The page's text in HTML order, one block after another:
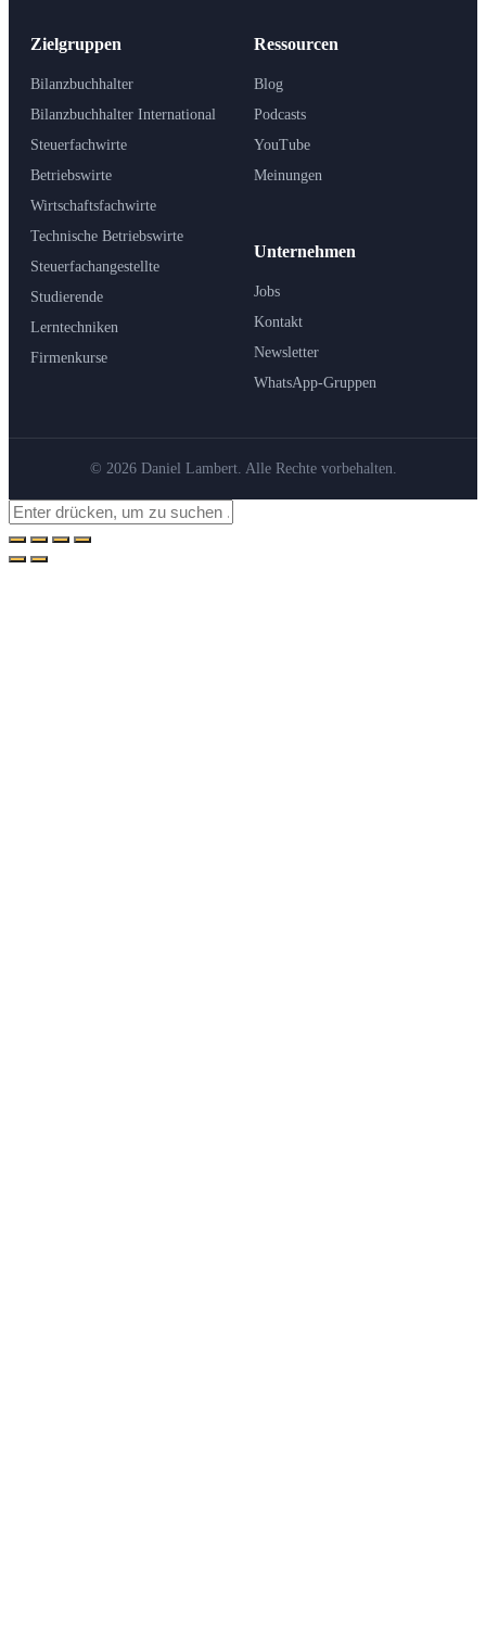
Zielgruppen
Bilanzbuchhalter
Bilanzbuchhalter International
Steuerfachwirte
Betriebswirte
Wirtschaftsfachwirte
Technische Betriebswirte
Steuerfachangestellte
Studierende
Lerntechniken
Firmenkurse
Ressourcen
Blog
Podcasts
YouTube
Meinungen
Unternehmen
Jobs
Kontakt
Newsletter
WhatsApp-Gruppen
© 2026 Daniel Lambert. Alle Rechte vorbehalten.